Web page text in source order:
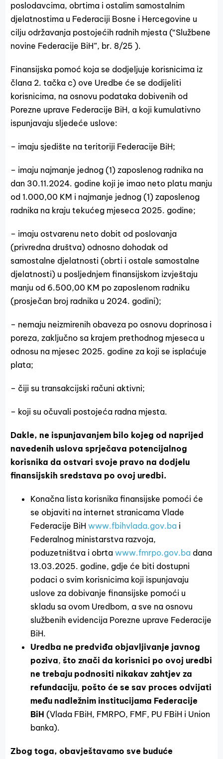
poslodavcima, obrtima i ostalim samostalnim
djelatnostima u Federaciji Bosne i Hercegovine u
cilju održavanja postojećih radnih mjesta (“Službene
novine Federacije BiH”, br. 8/25 ).
Finansijska pomoć koja se dodjeljuje korisnicima iz
člana 2. tačka c) ove Uredbe će se dodijeliti
korisnicima, na osnovu podataka dobivenih od
Porezne uprave Federacije BiH, a koji kumulativno
ispunjavaju sljedeće uslove:
– imaju sjedište na teritoriji Federacije BiH;
– imaju najmanje jednog (1) zaposlenog radnika na
dan 30.11.2024. godine koji je imao neto platu manju
od 1.000,00 KM i najmanje jednog (1) zaposlenog
radnika na kraju tekućeg mjeseca 2025. godine;
– imaju ostvarenu neto dobit od poslovanja
(privredna društva) odnosno dohodak od
samostalne djelatnosti (obrti i ostale samostalne
djelatnosti) u posljednjem finansijskom izvještaju
manju od 6.500,00 KM po zaposlenom radniku
(prosječan broj radnika u 2024. godini);
– nemaju neizmirenih obaveza po osnovu doprinosa i
poreza, zaključno sa krajem prethodnog mjeseca u
odnosu na mjesec 2025. godine za koji se isplaćuje
plata;
– čiji su transakcijski računi aktivni;
– koji su očuvali postojeća radna mjesta.
Dakle, ne ispunjavanjem bilo kojeg od naprijed
navedenih uslova sprječava potencijalnog
korisnika da ostvari svoje pravo na dodjelu
finansijskih sredstava po ovoj uredbi.
Konačna lista korisnika finansijske pomoći će
se objaviti na internet stranicama Vlade
Federacije BiHwww.fbihvlada.gov.ba i
Federalnog ministarstva razvoja,
poduzetništva i obrtawww.fmrpo.gov.ba dana
13.03.2025. godine, gdje će biti dostupni
podaci o svim korisnicima koji ispunjavaju
uslove za dobivanje finansijske pomoći u
skladu sa ovom Uredbom, a sve na osnovu
službenih evidencija Porezne uprave Federacije
BiH.
Uredba ne predviđa objavljivanje javnog
poziva, što znači da korisnici po ovoj uredbi
ne trebaju podnositi nikakav zahtjev za
refundaciju, pošto će se sav proces odvijati
među nadležnim institucijama Federacije
BiH (Vlada FBiH, FMRPO, FMF, PU FBiH i Union
banka).
Zbog toga, obavještavamo sve buduće